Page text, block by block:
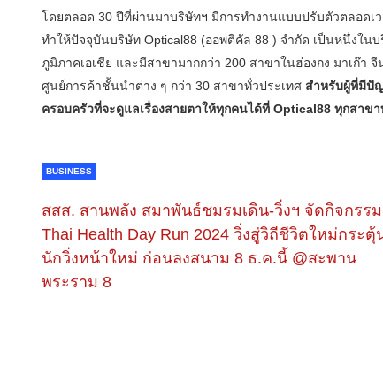
โดยตลอด 30 ปีที่ผ่านมาบริษัทฯ มีการทำงานแบบปรับตัวตลอด
ทำให้ปัจจุบันบริษัท Optical88 (ออพติคัล 88 ) จำกัด เป็นหนึ่งใ
ภูมิภาคเอเชีย และมีสาขามากกว่า 200 สาขาในฮ่องกง มาเก๊า
ศูนย์การค้าชั้นนำต่าง ๆ กว่า 30 สาขาทั่วประเทศ สำหรับผู้ที่มีปั
ครอบครัวที่จะดูแลเรื่องสายตาให้ทุกคนได้ที่ Optical88 ทุกสาข
BUSINESS
สสส. สานพลัง สมาพันธ์ชมรมเดิน-วิ่งฯ จัดกิจกรรม
Thai Health Day Run 2024 วิ่งสู่วิถีชีวิตใหม่กระตุ้
นักวิ่งหน้าใหม่ ก่อนลงสนาม 8 ธ.ค.นี้ @สะพาน
พระราม 8